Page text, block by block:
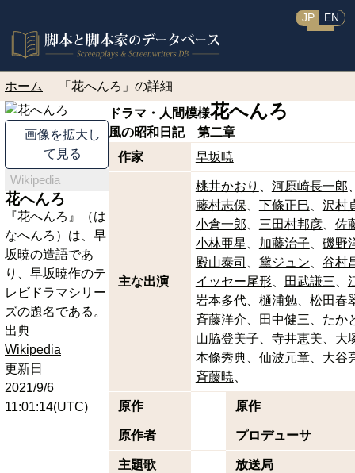
JP EN
ホーム 「花へんろ」の詳細
画像を拡大し
て見る
Wikipedia
花へんろ
『花へんろ』（は
なへんろ）は、早
坂暁の造語であ
り、早坂暁作のテ
レビドラマシリー
ズの題名である。
出典
Wikipedia
更新日
2021/9/6
11:01:14(UTC)
ドラマ・人間模様花へんろ
風の昭和日記 第二章
作家
早坂暁
主な出演
桃井かおり
河原崎長一郎
藤村志保
下條正巳
沢村
小倉一郎
三田村邦彦
佐
小林亜星
加藤治子
磯野
殿山泰司
黛ジュン
谷村
イッセー尾形
田武謙三
岩本多代
樋浦勉
松田春
斉藤洋介
田中健三
たか
山脇登美子
寺井恵美
大
本條秀典
仙波元章
大谷
斉藤暁
原作 原作
原作者 プロデューサ
主題歌 放送局